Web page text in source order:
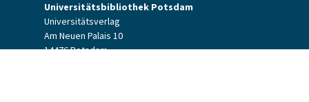
Universitätsbibliothek Potsdam
Universitätsverlag
Am Neuen Palais 10
14476 Potsdam